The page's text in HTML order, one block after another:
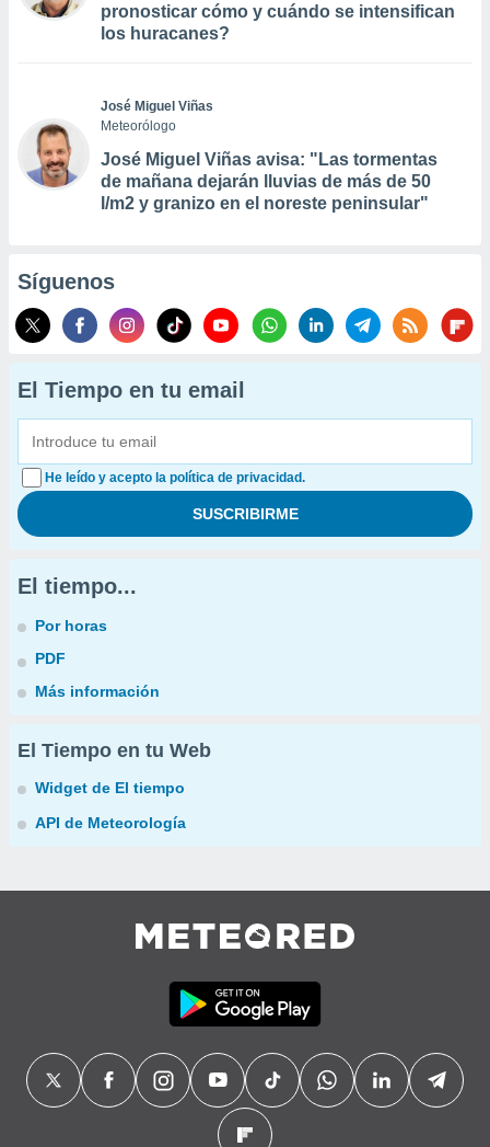
pronosticar cómo y cuándo se intensifican
los huracanes?
José Miguel Viñas
Meteorólogo
José Miguel Viñas avisa: "Las tormentas
de mañana dejarán lluvias de más de 50
l/m2 y granizo en el noreste peninsular"
Síguenos
El Tiempo en tu email
He leído y acepto la política de privacidad.
El tiempo...
Por horas
PDF
Más información
El Tiempo en tu Web
Widget de El tiempo
API de Meteorología